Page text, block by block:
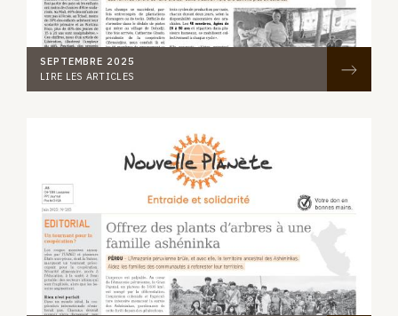
SEPTEMBRE 2025
LIRE LES ARTICLES